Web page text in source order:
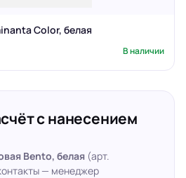
Color, белая
В наличии
с нанесением
Bento, белая (арт.
— менеджер